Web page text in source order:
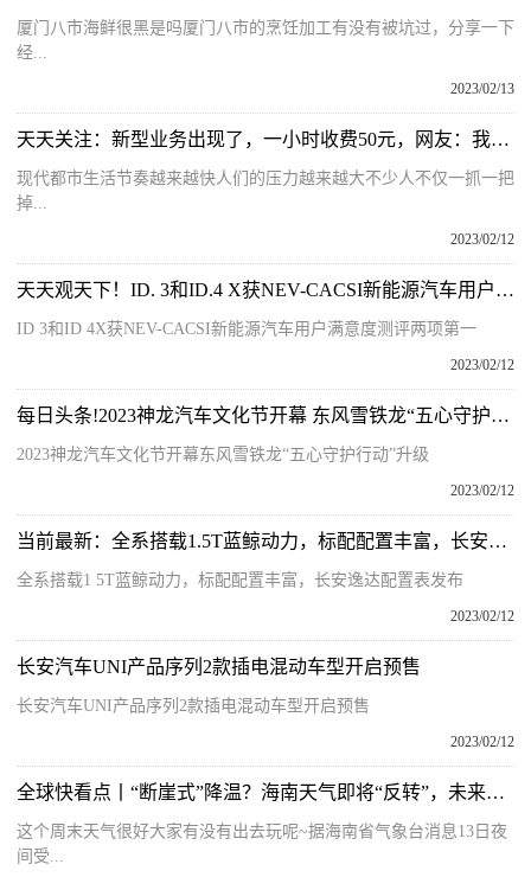
厦门八市海鲜很黑是吗厦门八市的烹饪加工有没有被坑过，分享一下
经...
2023/02/13
天天关注：新型业务出现了，一小时收费50元，网友：我缺的是钱吗？
现代都市生活节奏越来越快人们的压力越来越大不少人不仅一抓一把
掉...
2023/02/12
天天观天下！ID. 3和ID.4 X获NEV-CACSI新能源汽车用户满意度测评两项第一
ID 3和ID 4X获NEV-CACSI新能源汽车用户满意度测评两项第一
2023/02/12
每日头条!2023神龙汽车文化节开幕 东风雪铁龙“五心守护行动”升级
2023神龙汽车文化节开幕东风雪铁龙“五心守护行动”升级
2023/02/12
当前最新：全系搭载1.5T蓝鲸动力，标配配置丰富，长安逸达配置表发布
全系搭载1 5T蓝鲸动力，标配配置丰富，长安逸达配置表发布
2023/02/12
长安汽车UNI产品序列2款插电混动车型开启预售
长安汽车UNI产品序列2款插电混动车型开启预售
2023/02/12
全球快看点丨“断崖式”降温？海南天气即将“反转”，未来几天天气
这个周末天气很好大家有没有出去玩呢~据海南省气象台消息13日夜
间受...